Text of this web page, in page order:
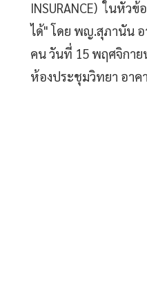
INSURANCE) ในหัว
ได้" โดย พญ.สุภานัน อ
คน วันที่ 15 พฤศจิกาย
ห้องประชุมวิทยา อาค